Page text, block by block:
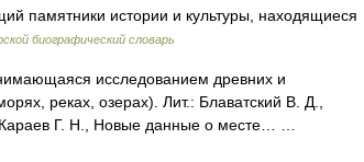
памятники истории и культуры, находящиеся
биографический словарь
исследованием древних и
реках, озерах). Лит.: Блаватский В. Д.,
Г. Н., Новые данные о месте… …